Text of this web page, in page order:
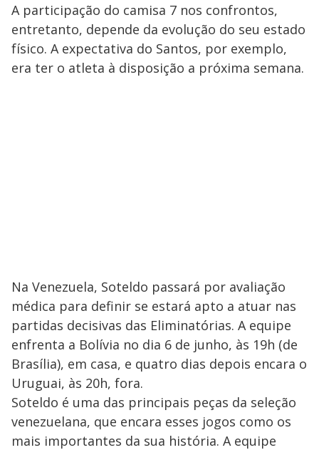
A participação do camisa 7 nos confrontos,
entretanto, depende da evolução do seu estado
físico. A expectativa do Santos, por exemplo,
era ter o atleta à disposição a próxima semana.
Na Venezuela, Soteldo passará por avaliação
médica para definir se estará apto a atuar nas
partidas decisivas das Eliminatórias. A equipe
enfrenta a Bolívia no dia 6 de junho, às 19h (de
Brasília), em casa, e quatro dias depois encara o
Uruguai, às 20h, fora.
Soteldo é uma das principais peças da seleção
venezuelana, que encara esses jogos como os
mais importantes da sua história. A equipe